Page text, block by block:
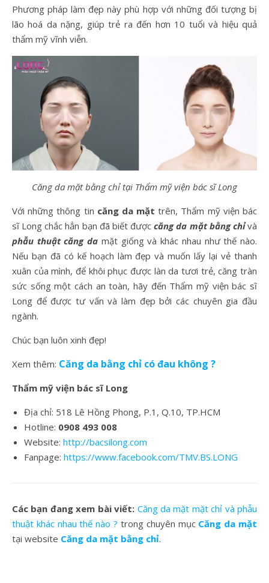
Phương pháp làm đẹp này phù hợp với những đối tượng bị
lão hoá da nặng, giúp trẻ ra đến hơn 10 tuổi và hiệu quả
thẩm mỹ vĩnh viễn.
Căng da mặt bằng chỉ tại Thẩm mỹ viện bác sĩ Long
Với những thông tin căng da mặt trên, Thẩm mỹ viện bác
sĩ Long chắc hẳn bạn đã biết đượccăng da mặt bằng chỉvà
phẫu thuật căng da mặt giống và khác nhau như thế nào.
Nếu bạn đã có kế hoạch làm đẹp và muốn lấy lại vẻ thanh
xuân của mình, để khôi phục được làn da tươi trẻ, căng tràn
sức sống một cách an toàn, hãy đến Thẩm mỹ viện bác sĩ
Long để được tư vấn và làm đẹp bởi các chuyên gia đầu
ngành.
Chúc bạn luôn xinh đẹp!
Xem thêm: Căng da bằng chỉ có đau không ?
Thẩm mỹ viện bác sĩ Long
Địa chỉ: 518 Lê Hồng Phong, P.1, Q.10, TP.HCM
Hotline: 0908 493 008
Website: http://bacsilong.com
Fanpage: https://www.facebook.com/TMV.BS.LONG
Các bạn đang xem bài viết: Căng da mặt mặt chỉ và phẫu
thuật khác nhau thế nào ? trong chuyên mục Căng da mặt
tại website Căng da mặt bằng chỉ.